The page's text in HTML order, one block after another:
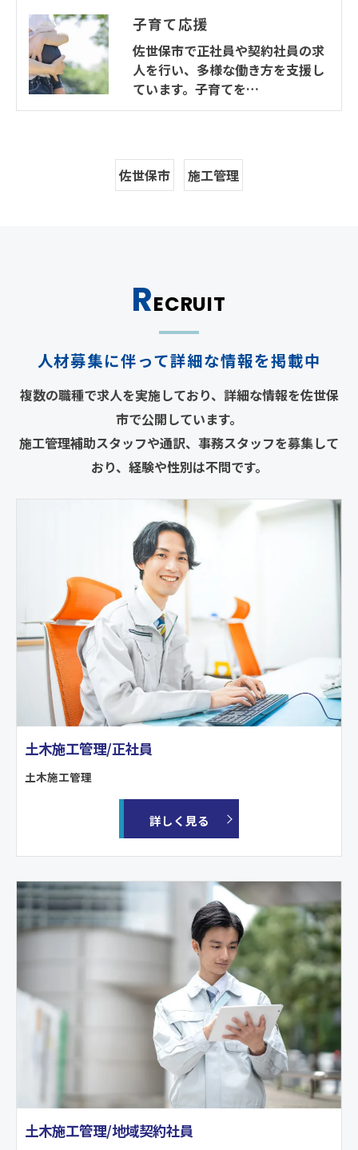
子育て応援
佐世保市で正社員や契約社員の求
人を行い、多様な働き方を支援し
ています。子育てを…
佐世保市 施工管理
人材募集に伴って詳細な情報を掲載中
RECRUIT
複数の職種で求人を実施しており、詳細な情報を佐世保
市で公開しています。
施工管理補助スタッフや通訳、事務スタッフを募集して
おり、経験や性別は不問です。
土木施工管理/正社員
土木施工管理
詳しく見る
土木施工管理/地域契約社員